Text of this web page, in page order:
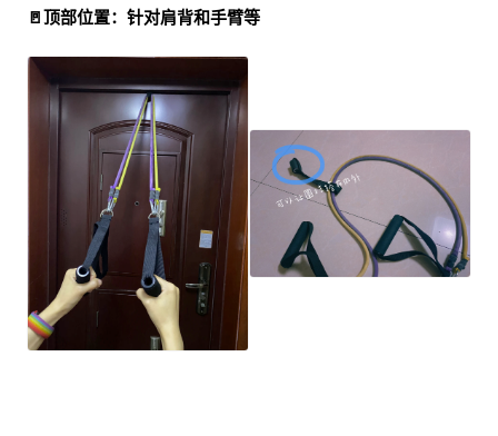
🚪顶部位置：针对肩背和手臂等